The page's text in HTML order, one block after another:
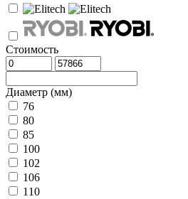
Стоимость
Диаметр (мм)
76
80
85
100
102
106
110